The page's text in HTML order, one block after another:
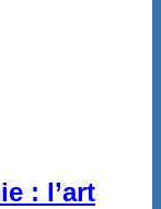
: l’art